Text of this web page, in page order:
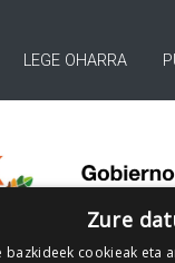
LEGE OHARRA
Zure
bazkideek cookieak eta